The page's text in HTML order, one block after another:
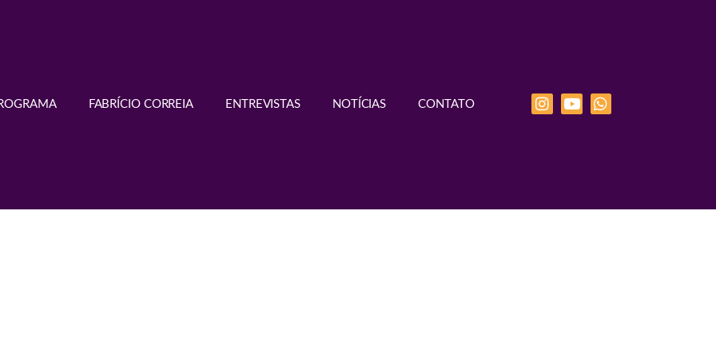
FABRÍCIO CORREIA ENTREVISTAS NOTÍCIAS CONTATO